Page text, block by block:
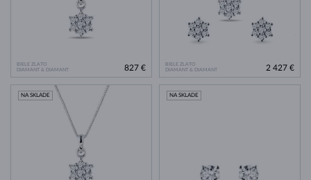
BIELE ZLATO
DIAMANT & DIAMANT
827 €
BIELE ZLATO
DIAMANT & DIAMANT
2 427 €
NA SKLADE NA SKLADE